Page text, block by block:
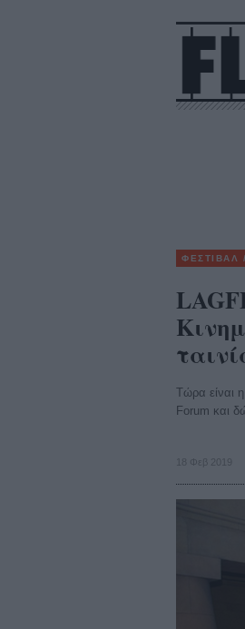
ΦΕΣΤΙΒΑΛ
Τώρα είναι
Forum και
18 Φεβ 2019